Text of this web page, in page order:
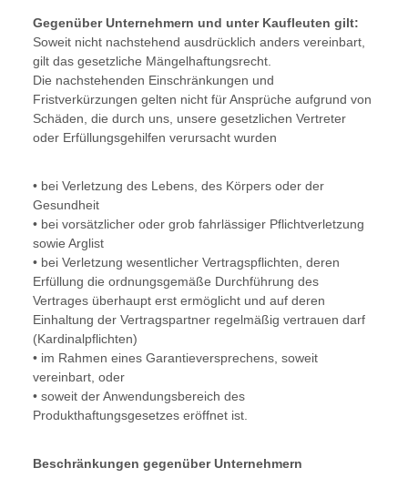
Gegenüber Unternehmern und unter Kaufleuten gilt:
Soweit nicht nachstehend ausdrücklich anders vereinbart,
gilt das gesetzliche Mängelhaftungsrecht.
Die nachstehenden Einschränkungen und
Fristverkürzungen gelten nicht für Ansprüche aufgrund von
Schäden, die durch uns, unsere gesetzlichen Vertreter
oder Erfüllungsgehilfen verursacht wurden
• bei Verletzung des Lebens, des Körpers oder der
Gesundheit
• bei vorsätzlicher oder grob fahrlässiger Pflichtverletzung
sowie Arglist
• bei Verletzung wesentlicher Vertragspflichten, deren
Erfüllung die ordnungsgemäße Durchführung des
Vertrages überhaupt erst ermöglicht und auf deren
Einhaltung der Vertragspartner regelmäßig vertrauen darf
(Kardinalpflichten)
• im Rahmen eines Garantieversprechens, soweit
vereinbart, oder
• soweit der Anwendungsbereich des
Produkthaftungsgesetzes eröffnet ist.
Beschränkungen gegenüber Unternehmern